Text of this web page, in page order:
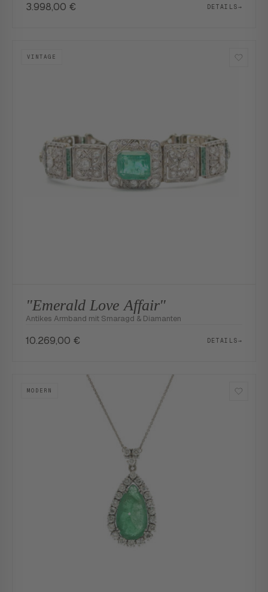
3.998,00 € DETAILS→
VINTAGE
"Emerald Love Affair"
Antikes Armband mit Smaragd & Diamanten
10.269,00 € DETAILS→
MODERN